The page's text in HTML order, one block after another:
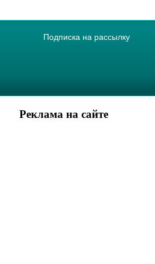
Подписка на рассылку
Реклама на сайте